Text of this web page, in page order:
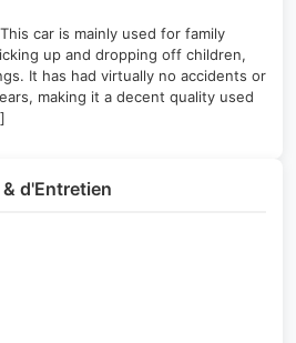
car is mainly used for family
up and dropping off children,
It has had virtually no accidents or
making it a decent quality used
d'Entretien